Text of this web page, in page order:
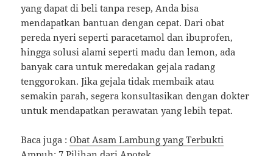
yang dapat di beli tanpa resep, Anda bisa
mendapatkan bantuan dengan cepat. Dari obat
pereda nyeri seperti paracetamol dan ibuprofen,
hingga solusi alami seperti madu dan lemon, ada
banyak cara untuk meredakan gejala radang
tenggorokan. Jika gejala tidak membaik atau
semakin parah, segera konsultasikan dengan dokter
untuk mendapatkan perawatan yang lebih tepat.
Baca juga :Obat Asam Lambung yang Terbukti